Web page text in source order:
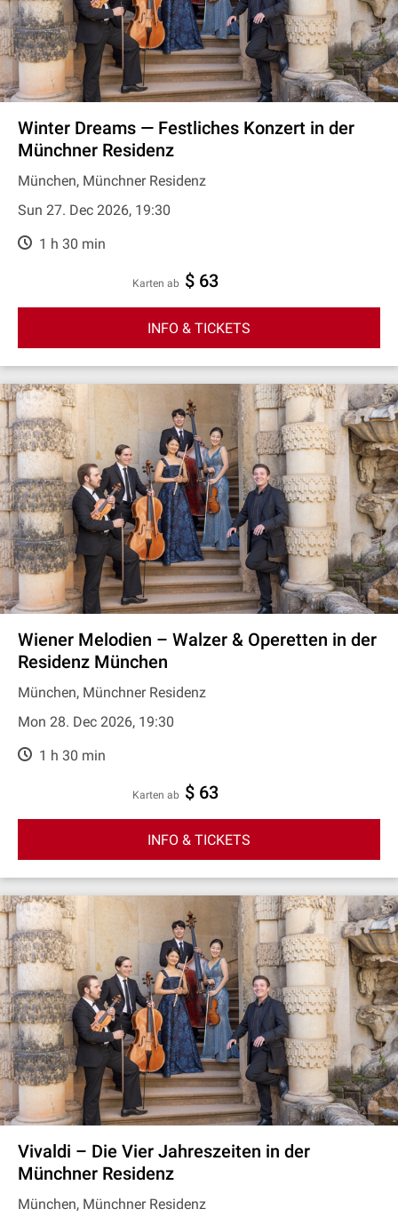
Winter Dreams — Festliches Konzert in der
Münchner Residenz
München, Münchner Residenz
Sun 27. Dec 2026, 19:30
1 h 30 min
Karten ab $ 63
INFO & TICKETS
Wiener Melodien – Walzer & Operetten in der
Residenz München
München, Münchner Residenz
Mon 28. Dec 2026, 19:30
1 h 30 min
Karten ab $ 63
INFO & TICKETS
Vivaldi – Die Vier Jahreszeiten in der
Münchner Residenz
München, Münchner Residenz